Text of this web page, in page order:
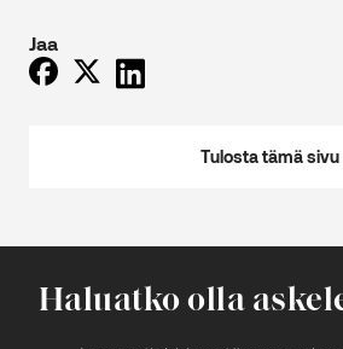
Jaa
Tulosta tämä sivu